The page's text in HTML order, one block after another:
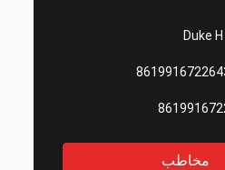
Duke H
مخاطب